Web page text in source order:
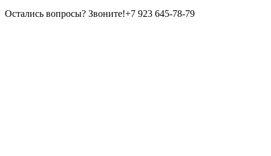
Остались вопросы? Звоните!+7 923 645-78-79